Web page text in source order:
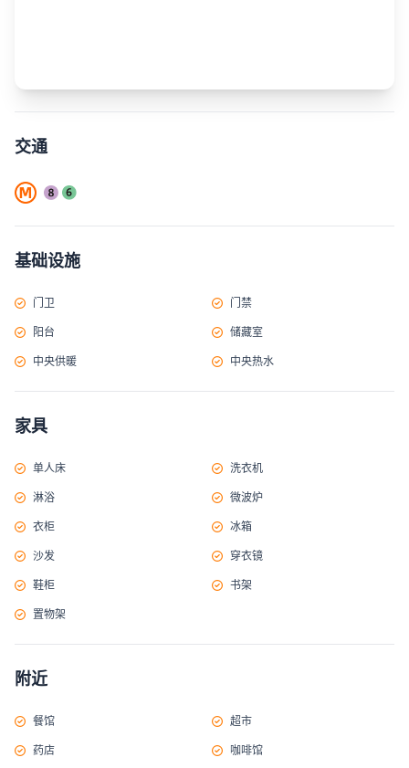
交通
基础设施
门卫 门禁
阳台 储藏室
中央供暖 中央热水
家具
单人床 洗衣机
淋浴 微波炉
衣柜 冰箱
沙发 穿衣镜
鞋柜 书架
置物架
附近
餐馆 超市
药店 咖啡馆